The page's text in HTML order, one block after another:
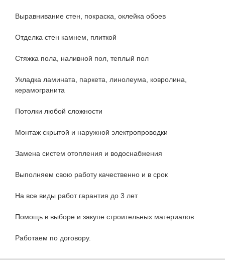
Выравнивание стен, покраска, оклейка обоев
Отделка стен камнем, плиткой
Стяжка пола, наливной пол, теплый пол
Укладка ламината, паркета, линолеума, ковролина,
керамогранита
Потолки любой сложности
Монтаж скрытой и наружной электропроводки
Замена систем отопления и водоснабжения
Выполняем свою работу качественно и в срок
На все виды работ гарантия до 3 лет
Помощь в выборе и закупе строительных материалов
Работаем по договору.